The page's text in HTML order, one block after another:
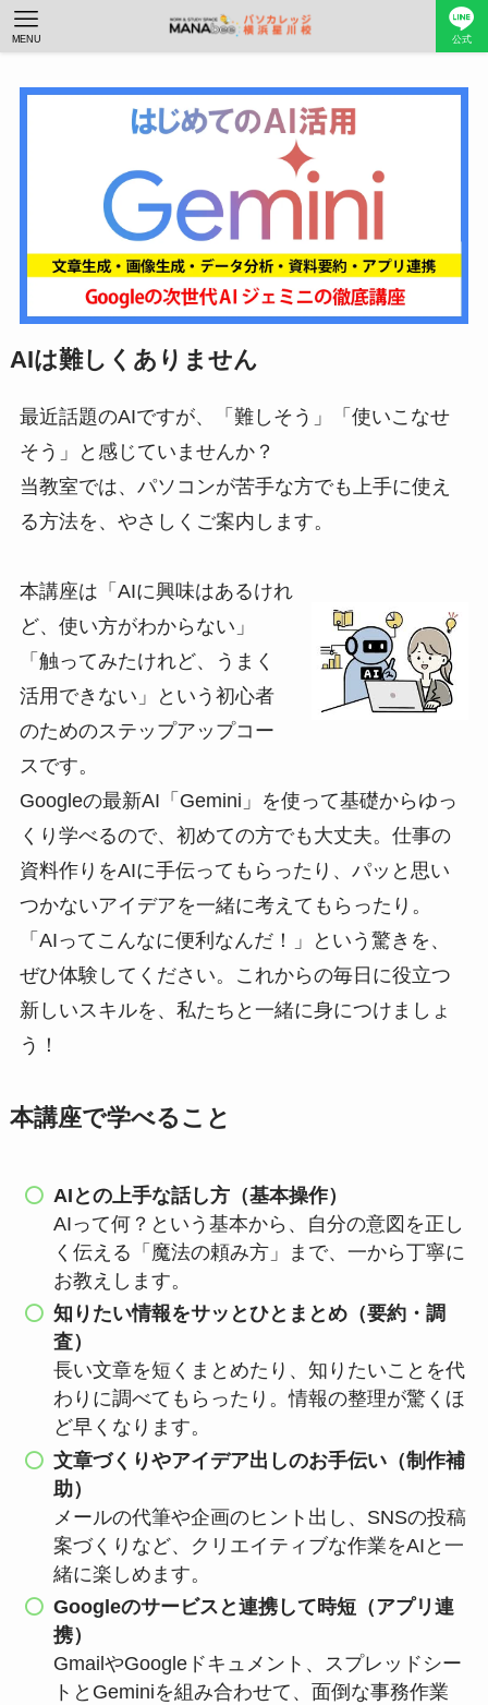
公式
MENU
AIは難しくありません
最近話題のAIですが、「難しそう」「使いこなせ
そう」と感じていませんか？
当教室では、パソコンが苦手な方でも上手に使え
る方法を、やさしくご案内します。
本講座は「AIに興味はあるけれ
ど、使い方がわからない」
「触ってみたけれど、うまく
活用できない」という初心者
のためのステップアップコー
スです。
Googleの最新AI「Gemini」を使って基礎からゆっ
くり学べるので、初めての方でも大丈夫。仕事の
資料作りをAIに手伝ってもらったり、パッと思い
つかないアイデアを一緒に考えてもらったり。
「AIってこんなに便利なんだ！」という驚きを、
ぜひ体験してください。これからの毎日に役立つ
新しいスキルを、私たちと一緒に身につけましょ
う！
本講座で学べること
AIとの上手な話し方（基本操作）
AIって何？という基本から、自分の意図を正し
く伝える「魔法の頼み方」まで、一から丁寧に
お教えします。
知りたい情報をサッとひとまとめ（要約・調
査）
長い文章を短くまとめたり、知りたいことを代
わりに調べてもらったり。情報の整理が驚くほ
ど早くなります。
文章づくりやアイデア出しのお手伝い（制作補
助）
メールの代筆や企画のヒント出し、SNSの投稿
案づくりなど、クリエイティブな作業をAIと一
緒に楽しめます。
Googleのサービスと連携して時短（アプリ連
携）
GmailやGoogleドキュメント、スプレッドシー
トとGeminiを組み合わせて、面倒な事務作業